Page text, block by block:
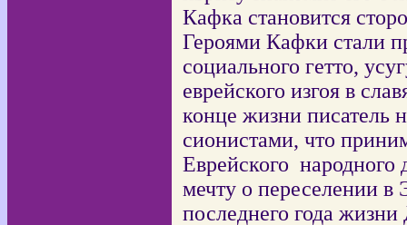
Кафка становится
Героями Кафки стали
социального гетто,
еврейского изгоя в
конце жизни писатель
сионистами, что
Еврейского народного
мечту о переселении в
последнего года